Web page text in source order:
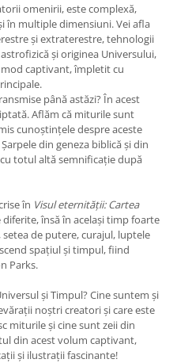
omenirii, este complexă,
în multiple dimensiuni. Vei afla
și extraterestre, tehnologii
și originea Universului,
captivant, împletit cu
până astăzi? În acest
Aflăm că miturile sunt
cunoștințele despre aceste
din geneza biblică și din
totul altă semnificație după
în Visul eternității: Cartea
însă în același timp foarte
de putere, curajul, luptele
spațiul și timpul, fiind
Parks.
și Timpul? Cine suntem și
noștri creatori și care este
miturile și cine sunt zeii din
din acest volum captivant,
și ilustrații fascinante!